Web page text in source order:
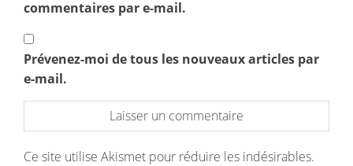
commentaires par e-mail.
Prévenez-moi de tous les nouveaux articles par
e-mail.
Ce site utilise Akismet pour réduire les indésirables.